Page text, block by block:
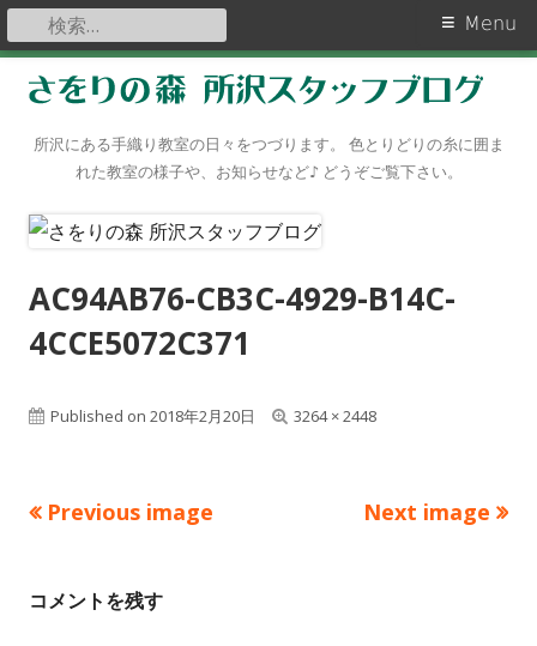
content
所沢にある手織り教室の日々をつづります。 色とりどりの糸に囲ま
れた教室の様子や、お知らせなど♪ どうぞご覧下さい。
Primary
Menu
Menu
検
索:
AC94AB76-CB3C-4929-B14C-
4CCE5072C371
Published on 2018年2月20日
F
3264 × 2448
Previous image Next image
コメントを残す